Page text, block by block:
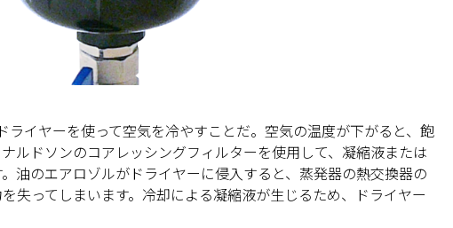
ライヤーを使って空気を冷やすことだ。空気の温度が下がると、飽
ルドソンのコアレッシングフィルターを使用して、凝縮液または
油のエアロゾルがドライヤーに侵入すると、蒸発器の熱交換器の
失ってしまいます。冷却による凝縮液が生じるため、ドライヤー